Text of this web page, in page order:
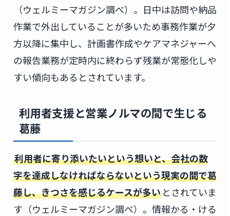
（ウェルミーマガジン調べ）。日中は訪問や納品
作業で外出していることが多いため事務作業が夕
方以降に集中し、計画書作成やケアマネジャーへ
の報告業務が定時内に終わらず残業が常態化しや
すい傾向もあるとされています。
利用者支援と営業ノルマの間で生じる
葛藤
利用者に寄り添いたいという想いと、会社の数
字を達成しなければならないという現実の間で葛
藤し、きつさを感じるケースが多いとされていま
す（ウェルミーマガジン調べ）。情報かる・ける